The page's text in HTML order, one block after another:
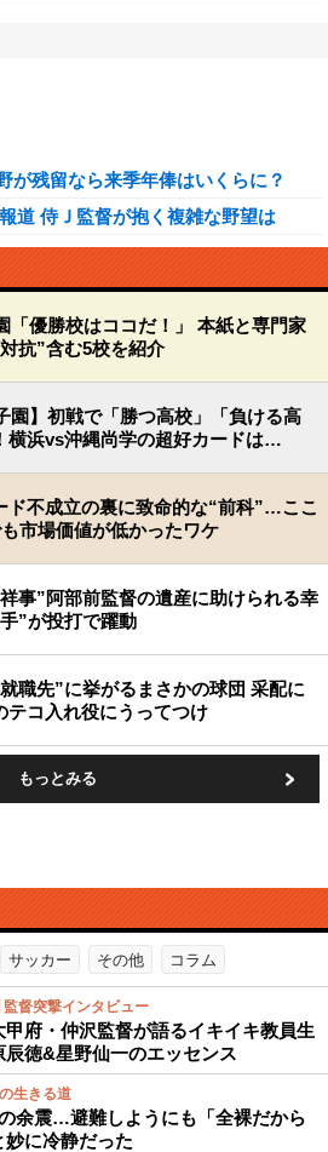
が残留なら来季年俸はいくらに？
道 侍Ｊ監督が抱く複雑な野望は
「優勝校はココだ！」 本紙と専門家
抗”含む5校を紹介
園】初戦で「勝つ高校」「負ける高
横浜vs沖縄尚学の超好カードは…
ド不成立の裏に致命的な“前科”…ここ
市場価値が低かったワケ
事”阿部前監督の遺産に助けられる幸
”が投打で躍動
職先”に挙がるまさかの球団 采配に
テコ入れ役にうってつけ
もっとみる
サッカー その他 コラム
督突撃インタビュー
甲府・仲沢監督が語るイキイキ教員生
徳&星野仙一のエッセンス
生きる道
余震…避難しようにも「全裸だから
に冷静だった